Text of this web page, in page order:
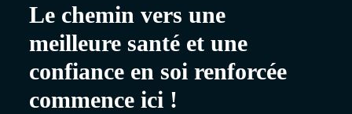
Le chemin vers une
meilleure santé et une
confiance en soi renforcée
commence ici !